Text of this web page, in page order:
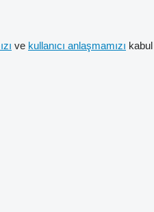
ve kullanıcı anlaşmamızı kabul